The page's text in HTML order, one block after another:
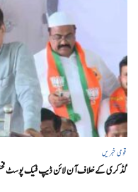
قومی خبریں
گڈکری کے خلاف آن لائن ڈیپ فیک پوسٹ فحش،